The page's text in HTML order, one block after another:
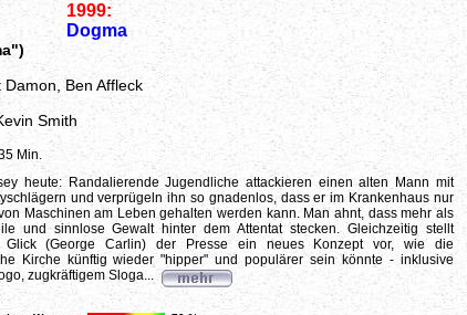
1999:
Dogma
Damon, Ben Affleck
Smith
Min.
heute: Randalierende Jugendliche attackieren einen alten Mann mit
und verprügeln ihn so gnadenlos, dass er im Krankenhaus nur
Maschinen am Leben gehalten werden kann. Man ahnt, dass mehr als
und sinnlose Gewalt hinter dem Attentat stecken. Gleichzeitig stellt
Glick (George Carlin) der Presse ein neues Konzept vor, wie die
Kirche künftig wieder "hipper" und populärer sein könnte - inklusive
zugkräftigem Sloga...